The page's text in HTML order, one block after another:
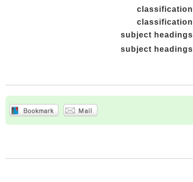
classification
classification
subject headings
subject headings